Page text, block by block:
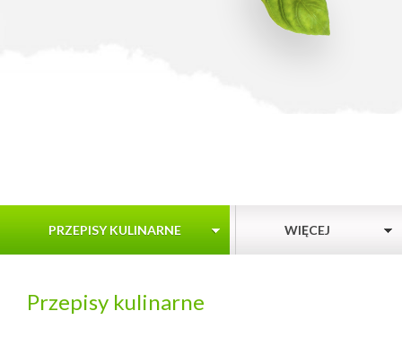
PRZEPISY KULINARNE WIĘCEJ
Przepisy kulinarne